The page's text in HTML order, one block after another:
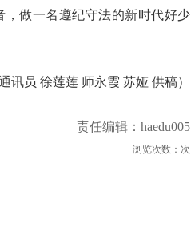
做一名遵纪守法的新时代好少
通讯员 徐莲莲 师永霞 苏娅 供稿）
责任编辑：haedu005
浏览次数： 次